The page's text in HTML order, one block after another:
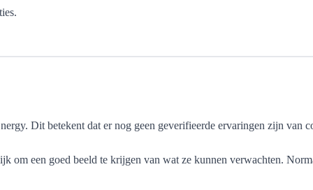
Dit betekent dat er nog geen geverifieerde ervaringen zijn
om een goed beeld te krijgen van wat ze kunnen verwachten.